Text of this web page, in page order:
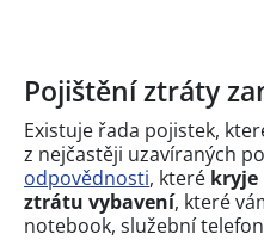
Pojištění ztráty
Existuje řada pojistek,
z nejčastěji uzavíraných
odpovědnosti, které kryje
ztrátu vybavení, které
notebook, služební